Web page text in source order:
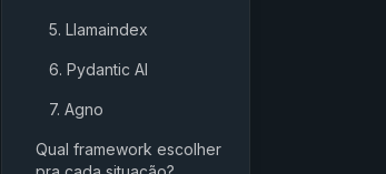
5. Llamaindex
6. Pydantic AI
7. Agno
Qual framework escolher